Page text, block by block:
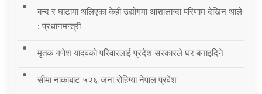
बन्द र घाटामा थलिएका केही उद्योगमा आशालाग्दा परिणाम देखिन थाले
: प्रधानमन्त्री
मृतक गणेश यादवको परिवारलाई प्रदेश सरकारले घर बनाइदिने
सीमा नाकाबाट ५२६ जना रोहिंग्या नेपाल प्रवेश